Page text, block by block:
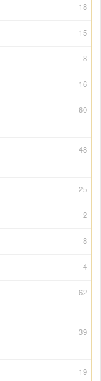
18
15
8
16
60
48
25
2
8
4
62
39
19